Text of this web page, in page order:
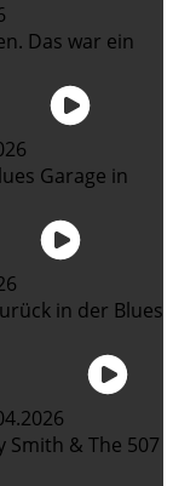
Das war ein
Garage in
in der Blues
& The 507